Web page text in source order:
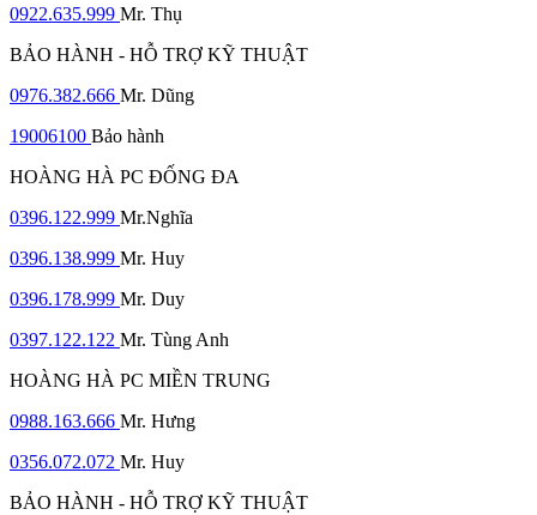
0922.635.999 Mr. Thụ
BẢO HÀNH - HỖ TRỢ KỸ THUẬT
0976.382.666 Mr. Dũng
19006100 Bảo hành
HOÀNG HÀ PC ĐỐNG ĐA
0396.122.999 Mr.Nghĩa
0396.138.999 Mr. Huy
0396.178.999 Mr. Duy
0397.122.122 Mr. Tùng Anh
HOÀNG HÀ PC MIỀN TRUNG
0988.163.666 Mr. Hưng
0356.072.072 Mr. Huy
BẢO HÀNH - HỖ TRỢ KỸ THUẬT